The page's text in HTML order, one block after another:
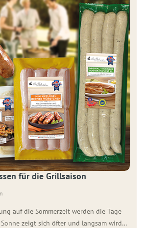
für die Grillsaison
auf die Sommerzeit werden die Tage
zeigt sich öfter und langsam wird